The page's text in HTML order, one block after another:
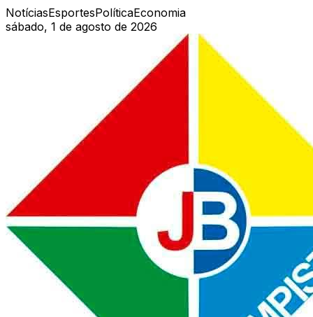
NotíciasEsportesPolíticaEconomia
sábado, 1 de agosto de 2026